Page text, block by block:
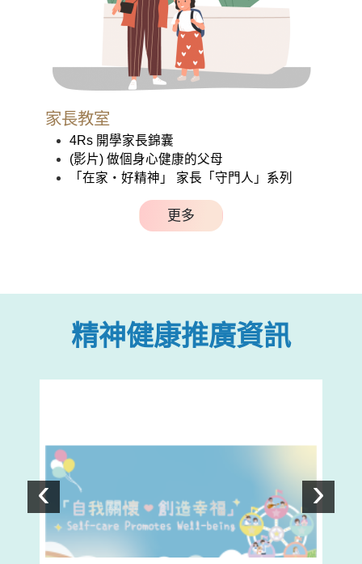
家長教室
4Rs 開學家長錦囊
(影片) 做個身心健康的父母
「在家‧好精神」 家長「守門人」系列
更多
精神健康推廣資訊
上一個
‹ ›